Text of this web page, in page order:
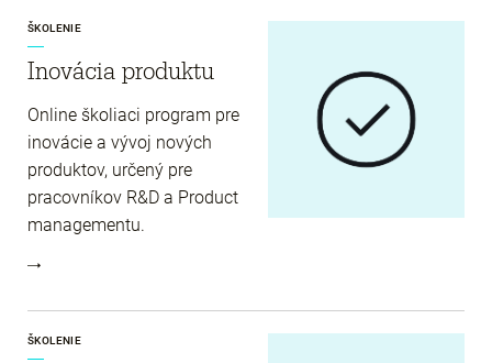
ŠKOLENIE
Inovácia produktu
Online školiaci program pre
inovácie a vývoj nových
produktov, určený pre
pracovníkov R&D a Product
managementu.
ŠKOLENIE